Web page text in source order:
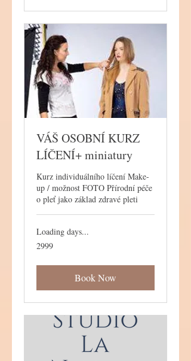
VÁŠ OSOBNÍ KURZ
LÍČENÍ+ miniatury
Kurz individuálního líčení Make-
up / možnost FOTO Přírodní péče
o pleť jako základ zdravé pleti
Loading days...
2999
2999
Book Now